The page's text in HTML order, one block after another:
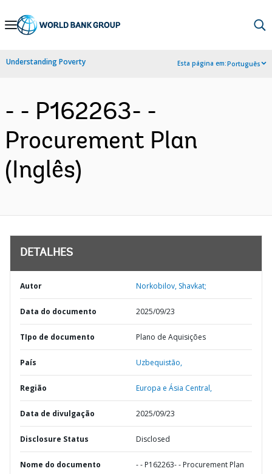
Skip
Navigation
Understanding Poverty Esta página em:Português
- - P162263- -
Procurement Plan
(Inglês)
DETALHES
Autor Norkobilov, Shavkat;
Data do documento 2025/09/23
TIpo de documento Plano de Aquisições
País Uzbequistão,
Região Europa e Ásia Central,
Data de divulgação 2025/09/23
Disclosure Status Disclosed
Nome do documento - - P162263- - Procurement Plan